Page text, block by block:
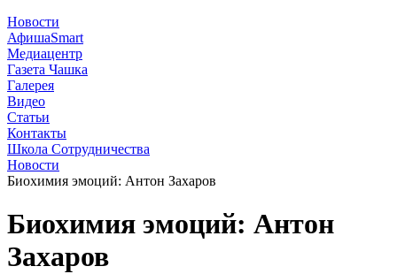
Новости
АфишаSmart
Медиацентр
Газета Чашка
Галерея
Видео
Статьи
Контакты
Школа Сотрудничества
Новости
Биохимия эмоций: Антон Захаров
Биохимия эмоций: Антон
Захаров